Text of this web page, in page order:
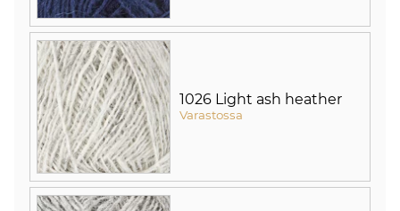
1026 Light ash heather
Varastossa